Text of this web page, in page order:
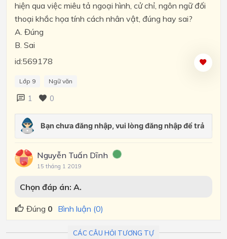
hiện qua việc miêu tả ngoại hình, cử chỉ, ngôn ngữ đối
thoại khắc họa tính cách nhân vật, đúng hay sai?
A. Đúng
B. Sai
id:569178
Lớp 9 Ngữ văn
1 0
Nguyễn Tuấn Dĩnh
15 tháng 1 2019
Chọn đáp án: A.
Đúng 0 Bình luận (0)
CÁC CÂU HỎI TƯƠNG TỰ